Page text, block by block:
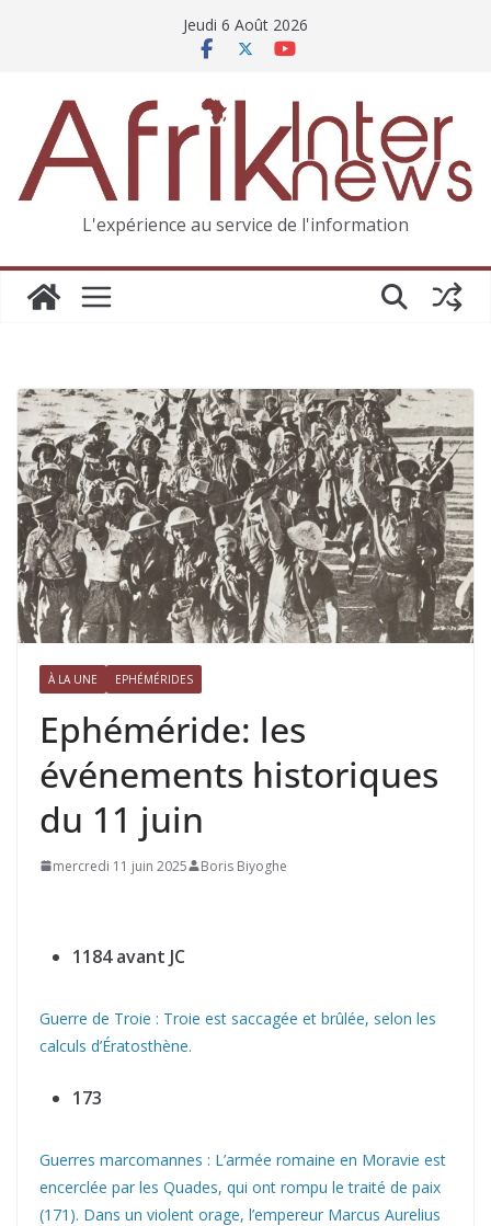
Jeudi 6 Août 2026
L'expérience au service de l'information
À LA UNE EPHÉMÉRIDES
Ephéméride: les
événements historiques
du 11 juin
mercredi 11 juin 2025 Boris Biyoghe
1184 avant JC
Guerre de Troie : Troie est saccagée et brûlée, selon les
calculs d’Ératosthène.
173
Guerres marcomannes : L’armée romaine en Moravie est
encerclée par les Quades, qui ont rompu le traité de paix
(171). Dans un violent orage, l’empereur Marcus Aurelius